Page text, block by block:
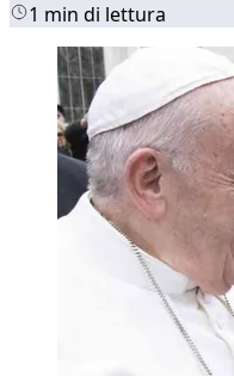
1 min di lettura